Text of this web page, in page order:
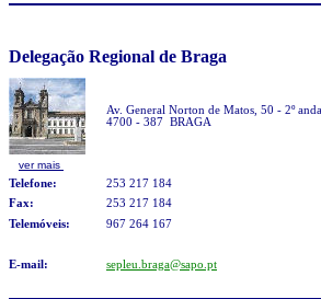
Delegação Regional de Braga
Av. General Norton de Matos, 50 - 2º
4700 - 387 BRAGA
ver mais
Telefone:
253 217 184
Fax:
253 217 184
Telemóveis:
967 264 167
E-mail: sepleu.braga@sapo.pt